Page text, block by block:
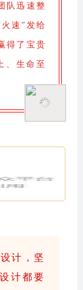
队迅速整
速”发给
得了宝贵
、生命至
度考
计，坚
计都要